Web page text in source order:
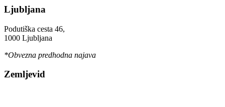
Ljubljana
Podutiška cesta 46,
1000 Ljubljana
*Obvezna predhodna najava
Zemljevid